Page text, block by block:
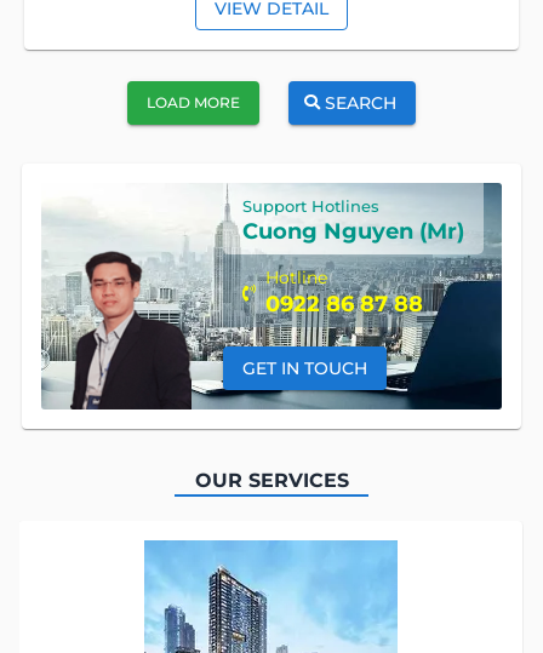
VIEW DETAIL
LOAD MORE SEARCH
Support Hotlines
Cuong Nguyen (Mr)
Hotline
0922 86 87 88
GET IN TOUCH
OUR SERVICES